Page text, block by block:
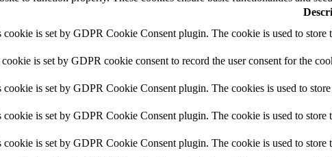
cookie is set by GDPR Cookie Consent plugin. The cookie is used to
is set by GDPR cookie consent to record the user consent for the
cookie is set by GDPR Cookie Consent plugin. The cookies is used to
cookie is set by GDPR Cookie Consent plugin. The cookie is used to store
cookie is set by GDPR Cookie Consent plugin. The cookie is used to